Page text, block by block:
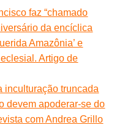
faz “chamado
da encíclica
Amazônia’ e
Artigo de
inculturação truncada
devem apoderar-se do
com Andrea Grillo